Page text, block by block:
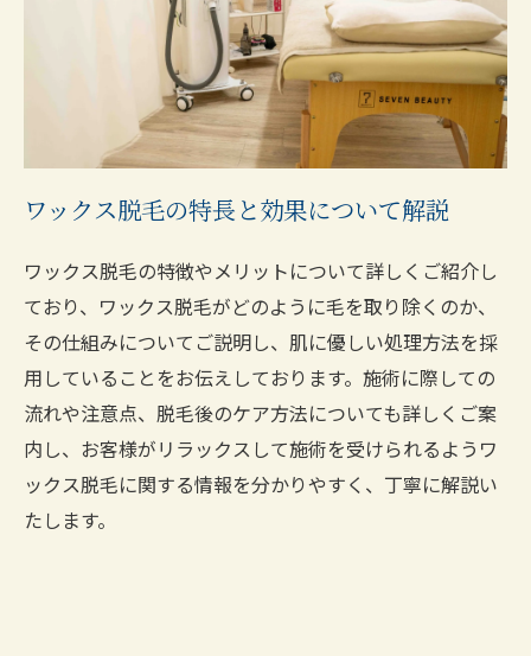
ワックス脱毛の特長と効果について解説
ワックス脱毛の特徴やメリットについて詳しくご紹介し
ており、ワックス脱毛がどのように毛を取り除くのか、
その仕組みについてご説明し、肌に優しい処理方法を採
用していることをお伝えしております。施術に際しての
流れや注意点、脱毛後のケア方法についても詳しくご案
内し、お客様がリラックスして施術を受けられるようワ
ックス脱毛に関する情報を分かりやすく、丁寧に解説い
たします。